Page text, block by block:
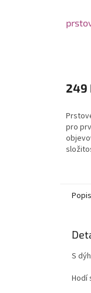
249
pro
Popis
S
Hodí